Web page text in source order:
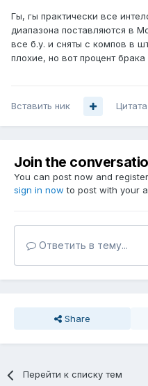
Гы, гы практически все
диапазона поставляются в
все б.у. и сняты с компов в
плохие, но вот процент
Вставить ник Цитата
Join the
You can post now and
sign in now to post with your
Ответить в тему...
Share
Перейти к списку тем